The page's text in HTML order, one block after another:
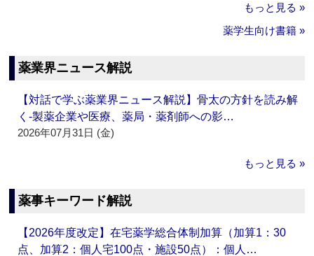
もっと見る »
薬学生向け書籍 »
薬業界ニュース解説
【対話で学ぶ薬業界ニュース解説】骨太の方針を読み解
く‐製薬企業や医療、薬局・薬剤師への影…
2026年07月31日 (金)
もっと見る »
薬事キーワード解説
【2026年度改定】在宅薬学総合体制加算（加算1：30
点、加算2：個人宅100点・施設50点）：個人…